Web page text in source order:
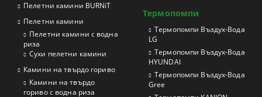
Пелетни камини BURNiT
Пелетни камини
Пелетни камини с водна
риза
Сухи пелетни камини
Камини на твърдо гориво
Камини на твърдо
гориво с водна риза
Термопомпи
Tермопомпи Въздух-Вода
LG
Термопомпи Въздух-Вода
HYUNDAI
Термопомпи Въздух-Вода
Gree